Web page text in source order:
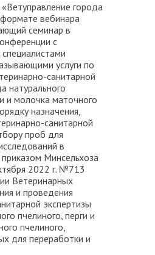
города
вебинара
семинар в
с
услуги по
санитарной
натурального
и молочка маточного
назначения,
санитарной
проб для
в
Минсельхоза
2022 г. №713
Ветеринарных
и проведения
экспертизы
пчелиного, перги и
пчелиного,
для переработки и